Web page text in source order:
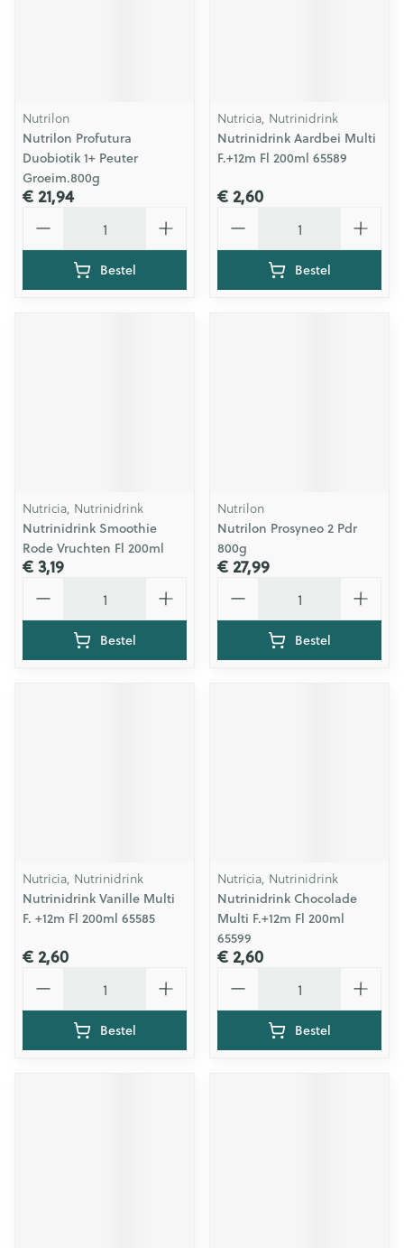
Nutrilon
Nutrilon Profutura
Duobiotik 1+ Peuter
Groeim.800g
€ 21,94
Bestel
Nutricia, Nutrinidrink
Nutrinidrink Aardbei Multi
F.+12m Fl 200ml 65589
€ 2,60
Bestel
Nutricia, Nutrinidrink
Nutrinidrink Smoothie
Rode Vruchten Fl 200ml
€ 3,19
Bestel
Nutrilon
Nutrilon Prosyneo 2 Pdr
800g
€ 27,99
Bestel
Nutricia, Nutrinidrink
Nutrinidrink Vanille Multi
F. +12m Fl 200ml 65585
€ 2,60
Bestel
Nutricia, Nutrinidrink
Nutrinidrink Chocolade
Multi F.+12m Fl 200ml
65599
€ 2,60
Bestel